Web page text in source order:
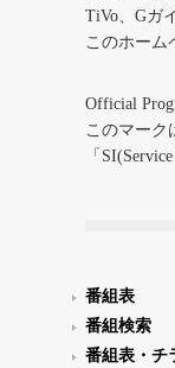
TiVo、Gガ
このホーム
Official
このマーク
「
番組表
番組検索
番組表・チ